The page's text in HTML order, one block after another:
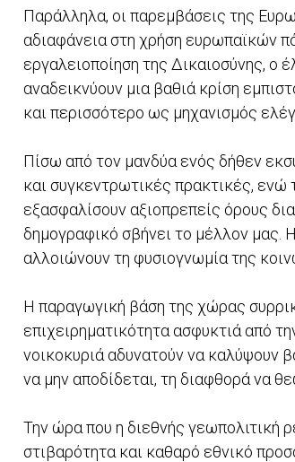
Παράλληλα, οι παρεμβάσεις της
αδιαφάνεια στη χρήση ευρωπαϊκών
εργαλειοποίηση της Δικαιοσύνης,
αναδεικνύουν μια βαθιά κρίση
και περισσότερο ως μηχανισμός
Πίσω από τον μανδύα ενός δήθεν
και συγκεντρωτικές πρακτικές,
εξασφαλίσουν αξιοπρεπείς όρους
δημογραφικό σβήνει το μέλλον μας.
αλλοιώνουν τη φυσιογνωμία της
Η παραγωγική βάση της χώρας
επιχειρηματικότητα ασφυκτιά από
νοικοκυριά αδυνατούν να καλύψουν
να μην αποδίδεται, τη διαφθορά να
Την ώρα που η διεθνής γεωπολιτική
στιβαρότητα και καθαρό εθνικό